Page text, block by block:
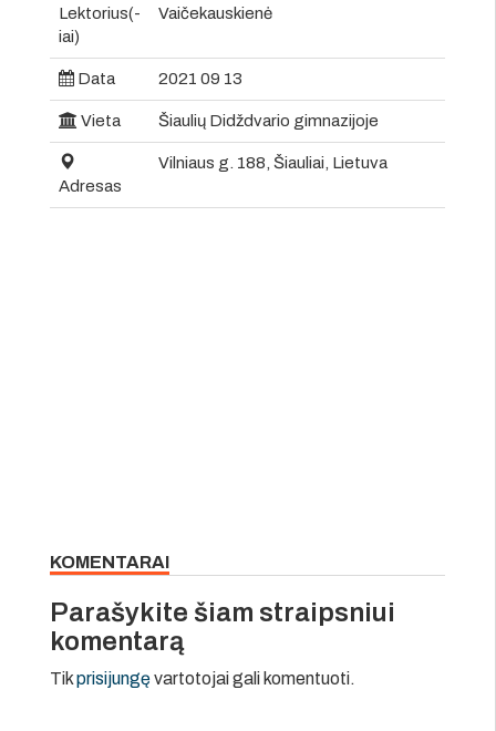
Lektorius(-
iai)
Vaičekauskienė
Data 2021 09 13
Vieta Šiaulių Didždvario gimnazijoje
Adresas
Vilniaus g. 188, Šiauliai, Lietuva
KOMENTARAI
Parašykite šiam straipsniui
komentarą
Tikprisijungęvartotojai gali komentuoti.